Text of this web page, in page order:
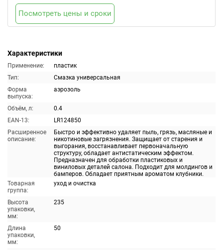
Характеристики
Применение:
пластик
Тип:
Смазка универсальная
Форма
выпуска:
аэрозоль
Объём, л:
0.4
EAN-13:
LR124850
Расширенное
описание:
Быстро и эффективно удаляет пыль, грязь, масляные и
никотиновые загрязнения. Защищает от старения и
выгорания, восстанавливает первоначальную
структуру, обладает антистатическим эффектом.
Предназначен для обработки пластиковых и
виниловых деталей салона. Подходит для молдингов и
бамперов. Обладает приятным ароматом клубники.
Товарная
группа:
уход и очистка
Высота
упаковки,
мм:
235
Длина
упаковки,
мм:
50
Посмотреть цены и сроки